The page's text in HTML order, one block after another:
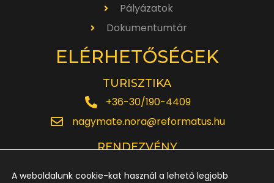
Pályázatok
Dokumentumtár
ELÉRHETŐSÉGEK
TURISZTIKA
+36-30/190-4409
nagymate.nora@reformatus.hu
RENDEZVÉNY
A weboldalunk cookie-kat használ a lehető legjobb